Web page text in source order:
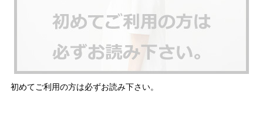
初めてご利用の方は必ずお読み下さい。